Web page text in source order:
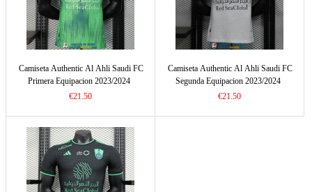
Camiseta Authentic Al Ahli Saudi FC
Primera Equipacion 2023/2024
€21.50
Camiseta Authentic Al Ahli Saudi FC
Segunda Equipacion 2023/2024
€21.50